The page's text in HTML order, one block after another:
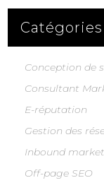
Catégories
Conception de
Consultant
E-réputation
Gestion des
Inbound
Off-page SEO